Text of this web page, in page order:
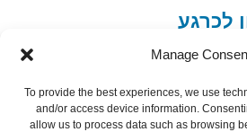
Manage
To provide the best experiences, we use
and/or access device information.
allow us to process data such as browsing